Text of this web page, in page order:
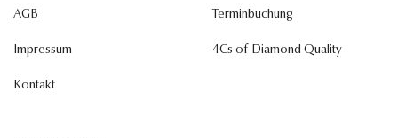
AGB
Impressum
Kontakt
Terminbuchung
4Cs of Diamond Quality